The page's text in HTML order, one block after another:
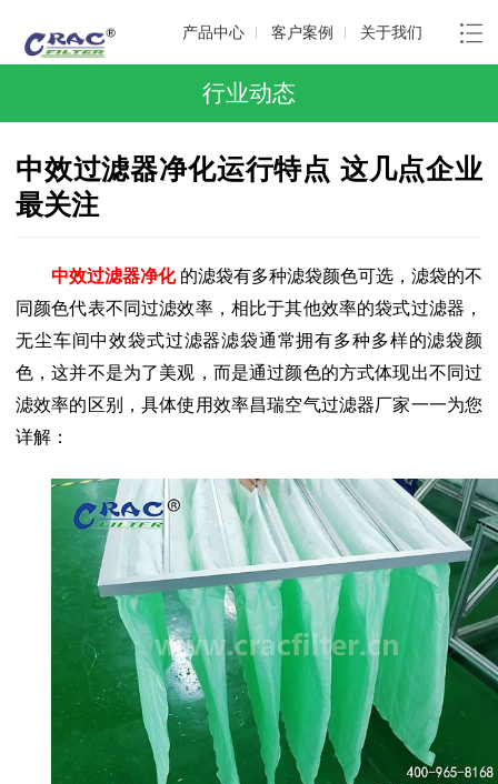
产品中心 客户案例 关于我们
行业动态
中效过滤器净化运行特点 这几点企业
最关注
中效过滤器净化 的滤袋有多种滤袋颜色可选，滤袋的不
同颜色代表不同过滤效率，相比于其他效率的袋式过滤器，
无尘车间中效袋式过滤器滤袋通常拥有多种多样的滤袋颜
色，这并不是为了美观，而是通过颜色的方式体现出不同过
滤效率的区别，具体使用效率昌瑞空气过滤器厂家一一为您
详解：